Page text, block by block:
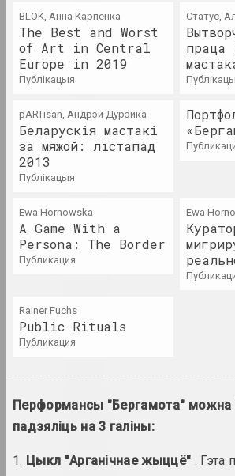
экзатызацыя
сучасным
публікацыя
Запретные
аудио документы
альбом, кніга
Статус, Вольга Бубіч
ЛГБТК у
Нябачная
Статус, Лізавета
публікацыя
BLOK, Анна Карпенка
The Best and Worst
of Art in Central
Europe in 2019
публікацыя
Статус,
праца
pARTisan, Андрэй Дурэйка
Беларускія мастакі
за мяжой: лістапад
2013
публікацыя
Ewa Hornowska
A Game With a
Persona: The Border
публикация
Ewa
Rainer Fuchs
Public Rituals
публикация
Перформансы "Бергамота" можна
падзяліць на 3 галіны:
1. Цыкл "Арганічнае жыццё" . Гэта